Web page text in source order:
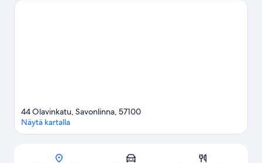
kannattaa vierailla. Kannattaa myös varata aikaa alueen
Kartta
44 Olavinkatu, Savonlinna, 57100
Näytä kartalla